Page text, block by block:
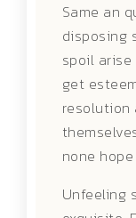
Same an
disposing
spoil
get
resolution
none
Unfeeling